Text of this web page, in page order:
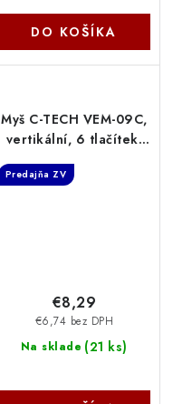
DO KOŠÍKA
Myš C-TECH VEM-09C,
vertikální, 6 tlačítek,
1,5m, C-Tech
Predajňa ZV
Na sklade (21 ks)
€6,74 bez DPH
€8,29